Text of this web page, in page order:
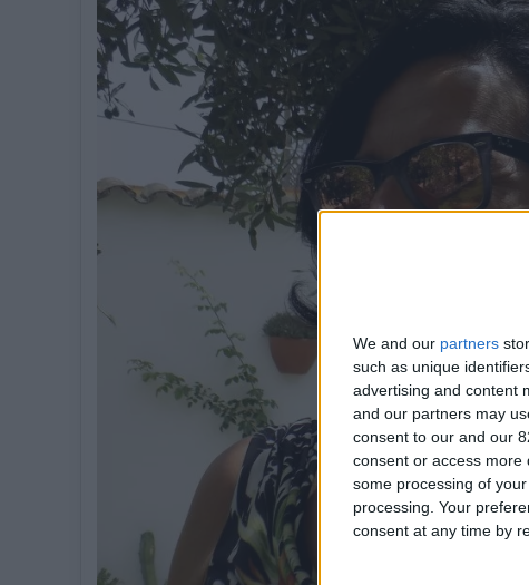
We and our partners
such as unique
advertising and content
and our partners may
consent to our and our
consent or access more
some processing of
processing. Your
consent at any time by